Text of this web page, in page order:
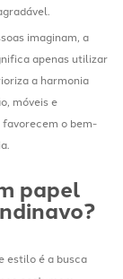
imaginam, a
apenas utilizar
a harmonia
móveis e
o bem-
papel
estilo é a busca